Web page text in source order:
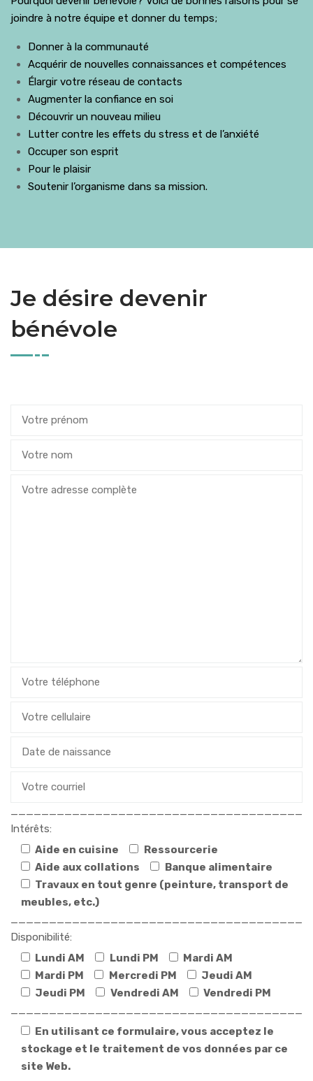
joindre à notre équipe et donner du temps;
Donner à la communauté
Acquérir de nouvelles connaissances et compétences
Élargir votre réseau de contacts
Augmenter la confiance en soi
Découvrir un nouveau milieu
Lutter contre les effets du stress et de l’anxiété
Occuper son esprit
Pour le plaisir
Soutenir l’organisme dans sa mission.
Je désire devenir
bénévole
Intérêts:
Aide en cuisine
Ressourcerie
Aide aux collations
Banque alimentaire
Travaux en tout genre (peinture, transport de
meubles, etc.)
Disponibilité:
Lundi AM
Lundi PM
Mardi AM
Mardi PM
Mercredi PM
Jeudi AM
Jeudi PM
Vendredi AM
Vendredi PM
En utilisant ce formulaire, vous acceptez le
stockage et le traitement de vos données par ce
site Web.